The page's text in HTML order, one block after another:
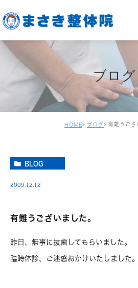
ブログ
HOME ブログ 有難うござ
BLOG
2009.12.12
有難うございました。
昨日、無事に抜歯してもらいました。
臨時休診、ご迷惑おかけいたしました。